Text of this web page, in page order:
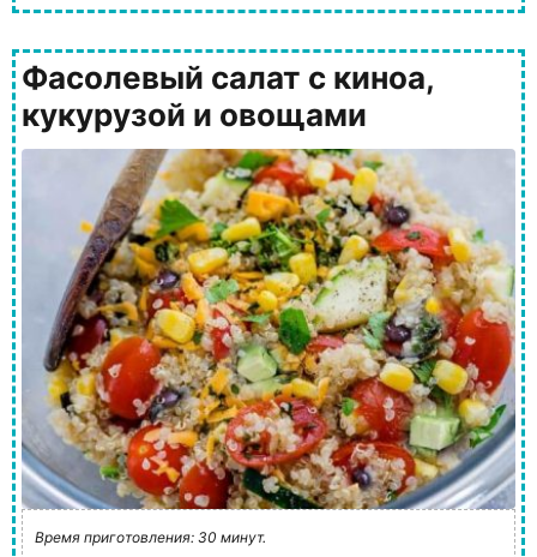
Фасолевый салат с киноа,
кукурузой и овощами
Время приготовления: 30 минут.